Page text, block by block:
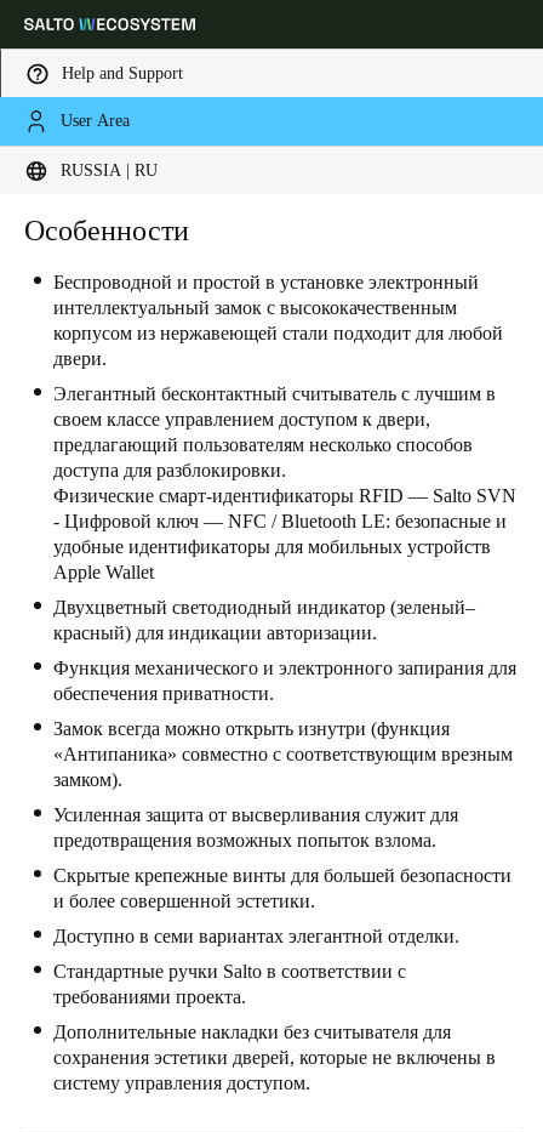
Help and Support
User Area
RUSSIA | RU
Выберите свое местоположение и языковые настройки
Global Europe
Russia|Russian
Germany
Deutsch
Switzerland
Deutsch Français Italiano
United Kingdom
English
Ireland
English
France
Français
Netherlands
NederlandsEnglish
Belgium
FrançaisNederlandsEnglish
Spain
Español
Особенности
Беспроводной и простой в установке электронный
интеллектуальный замок с высококачественным
корпусом из нержавеющей стали подходит для любой
двери.
Элегантный бесконтактный считыватель с лучшим в
своем классе управлением доступом к двери,
предлагающий пользователям несколько способов
доступа для разблокировки.
Физические смарт-идентификаторы RFID — Salto SVN
- Цифровой ключ — NFC / Bluetooth LE: безопасные и
удобные идентификаторы для мобильных устройств
Apple Wallet
Двухцветный светодиодный индикатор (зеленый–
красный) для индикации авторизации.
Функция механического и электронного запирания для
обеспечения приватности.
Замок всегда можно открыть изнутри (функция
«Антипаника» совместно с соответствующим врезным
замком).
Усиленная защита от высверливания служит для
предотвращения возможных попыток взлома.
Скрытые крепежные винты для большей безопасности
и более совершенной эстетики.
Доступно в семи вариантах элегантной отделки.
Стандартные ручки Salto в соответствии с
требованиями проекта.
Дополнительные накладки без считывателя для
сохранения эстетики дверей, которые не включены в
систему управления доступом.